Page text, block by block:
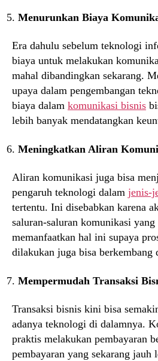
Menurunkan Biaya
Era dahulu sebelum teknologi
biaya untuk melakukan
mahal dibandingkan sekarang.
upaya dalam pengembangan
biaya dalam komunikasi bisnis
lebih banyak mendatangkan
Meningkatkan Aliran
Aliran komunikasi juga bisa
pengaruh teknologi dalam jenis-
tertentu. Ini disebabkan karena
saluran-saluran komunikasi
memanfaatkan hal ini supaya
dilakukan juga bisa berkembang
Mempermudah Transaksi
Transaksi bisnis kini bisa
adanya teknologi di dalamnya.
praktis melakukan pembayaran
pembayaran yang sekarang jauh